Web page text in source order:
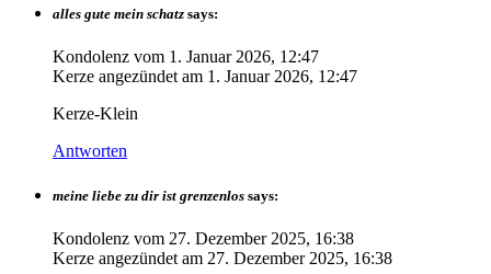
alles gute mein schatz says:
Kondolenz vom 1. Januar 2026, 12:47
Kerze angezündet am 1. Januar 2026, 12:47
Kerze-Klein
Antworten
meine liebe zu dir ist grenzenlos says:
Kondolenz vom 27. Dezember 2025, 16:38
Kerze angezündet am 27. Dezember 2025, 16:38